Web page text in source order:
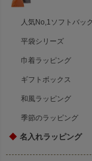
人気No,1ソフトバッ
平袋シリーズ
巾着ラッピング
ギフトボックス
和風ラッピング
季節のラッピング
◆ 名入れラッピング